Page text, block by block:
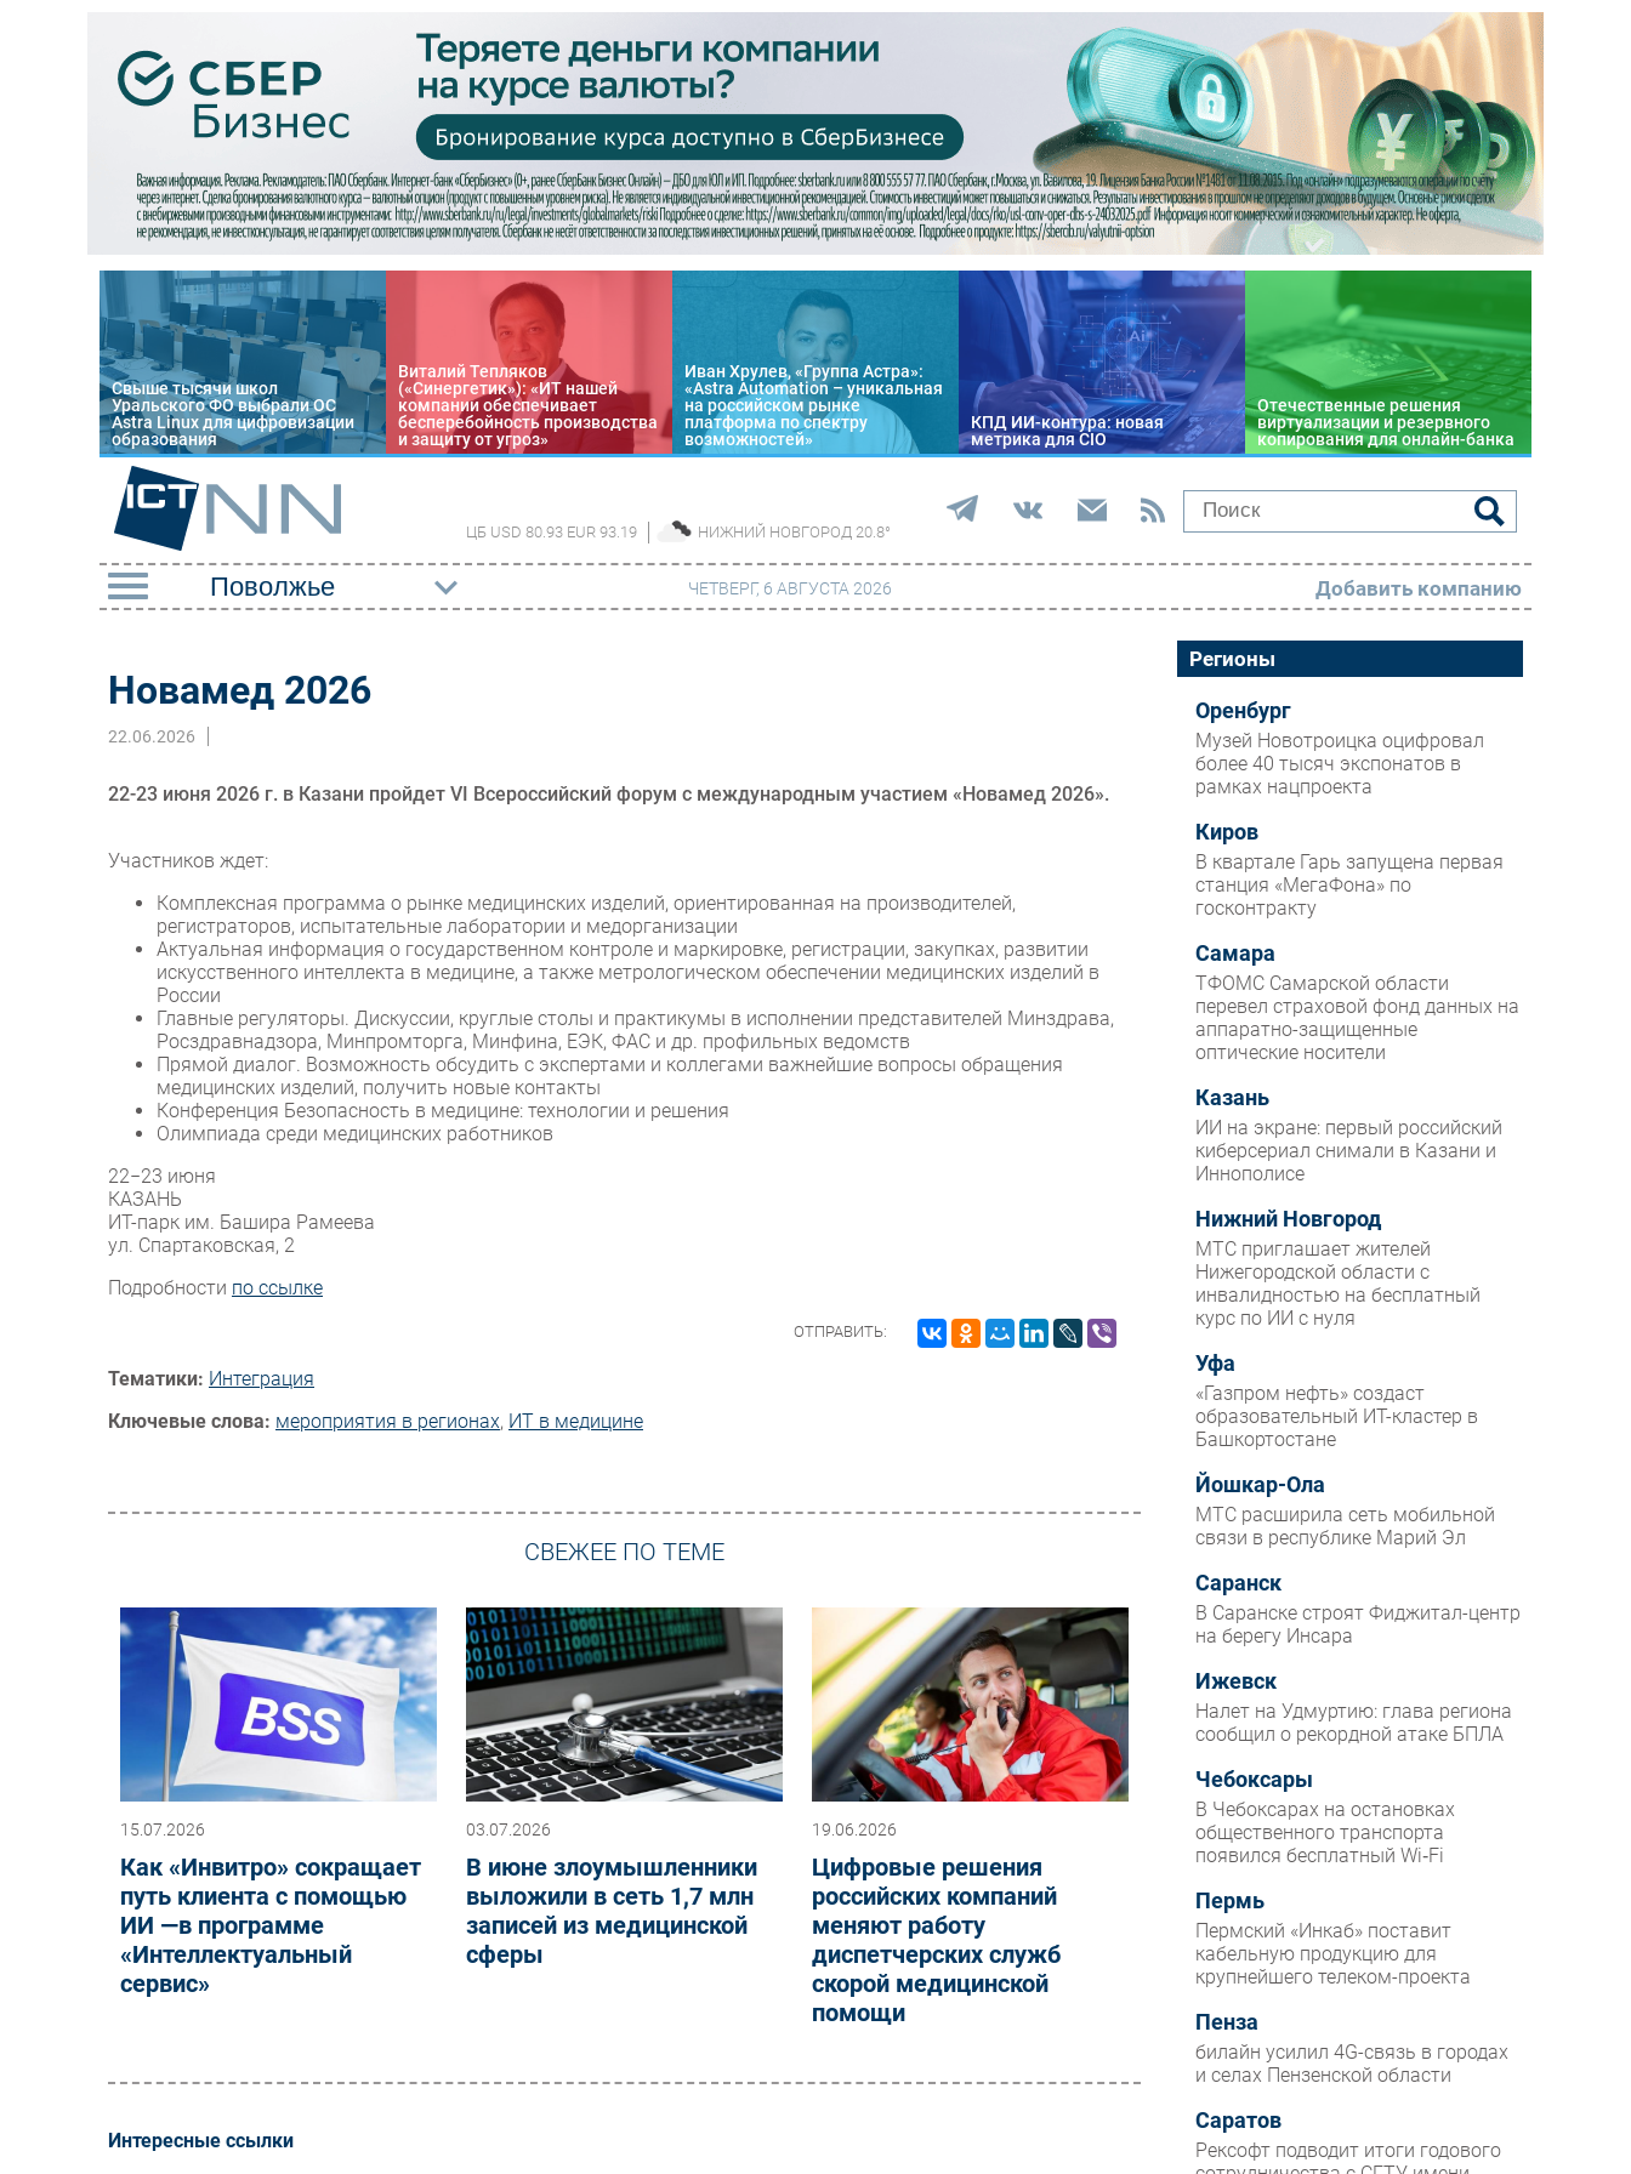
Свыше тысячи школ
Уральского ФО выбрали ОС
Astra Linux для цифровизации
образования
Виталий Тепляков
(«Синергетик»): «ИТ нашей
компании обеспечивает
бесперебойность производства
и защиту от угроз»
Иван Хрулев, «Группа Астра»:
«Astra Automation – уникальная
на российском рынке
платформа по спектру
возможностей»
КПД ИИ-контура: новая
метрика для CIO
Отечественные решения
виртуализации и резервного
копирования для онлайн-банка
ЦБ USD 80.93 EUR 93.19 НИЖНИЙ НОВГОРОД 20.8°
Импорто­замещение
Автоматизация
Мобильная связь
Фиксированная связь
Интеграция
Рынок ПК
Оборудование
Кадры
Регулирование
Безопасность
Гаджеты
Здоровье
РАЗДЕЛЫ
Новости
Аналитика
Интервью
Мероприятия
Проекты
IT класс
Тестовый стенд
Каталог компаний
ЧЕТВЕРГ, 6 АВГУСТА 2026 Добавить компанию
Новамед 2026
22.06.2026
22-23 июня 2026 г. в Казани пройдет VI Всероссийский форум с международным участием «Новамед 2026».
Участников ждет:
Комплексная программа о рынке медицинских изделий, ориентированная на производителей,
регистраторов, испытательные лаборатории и медорганизации
Актуальная информация о государственном контроле и маркировке, регистрации, закупках, развитии
искусственного интеллекта в медицине, а также метрологическом обеспечении медицинских изделий в
России
Главные регуляторы. Дискуссии, круглые столы и практикумы в исполнении представителей Минздрава,
Росздравнадзора, Минпромторга, Минфина, ЕЭК, ФАС и др. профильных ведомств
Прямой диалог. Возможность обсудить с экспертами и коллегами важнейшие вопросы обращения
медицинских изделий, получить новые контакты
Конференция Безопасность в медицине: технологии и решения
Олимпиада среди медицинских работников
22−23 июня
КАЗАНЬ
ИТ-парк им. Башира Рамеева
ул. Спартаковская, 2
Подробности по ссылке
ОТПРАВИТЬ:
Тематики: Интеграция
Ключевые слова: мероприятия в регионах, ИТ в медицине
СВЕЖЕЕ ПО ТЕМЕ
15.07.2026
Как «Инвитро» сокращает
путь клиента с помощью
ИИ —в программе
«Интеллектуальный
сервис»
03.07.2026
В июне злоумышленники
выложили в сеть 1,7 млн
записей из медицинской
сферы
19.06.2026
Цифровые решения
российских компаний
меняют работу
диспетчерских служб
скорой медицинской
помощи
Интересные ссылки
Регионы
Оренбург
Музей Новотроицка оцифровал
более 40 тысяч экспонатов в
рамках нацпроекта
Киров
В квартале Гарь запущена первая
станция «МегаФона» по
госконтракту
Самара
ТФОМС Самарской области
перевел страховой фонд данных на
аппаратно-защищенные
оптические носители
Казань
ИИ на экране: первый российский
киберсериал снимали в Казани и
Иннополисе
Нижний Новгород
МТС приглашает жителей
Нижегородской области с
инвалидностью на бесплатный
курс по ИИ с нуля
Уфа
«Газпром нефть» создаст
образовательный ИТ-кластер в
Башкортостане
Йошкар-Ола
МТС расширила сеть мобильной
связи в республике Марий Эл
Саранск
В Саранске строят Фиджитал-центр
на берегу Инсара
Ижевск
Налет на Удмуртию: глава региона
сообщил о рекордной атаке БПЛА
Чебоксары
В Чебоксарах на остановках
общественного транспорта
появился бесплатный Wi‑Fi
Пермь
Пермский «Инкаб» поставит
кабельную продукцию для
крупнейшего телеком-проекта
Пенза
билайн усилил 4G-связь в городах
и селах Пензенской области
Саратов
Рексофт подводит итоги годового